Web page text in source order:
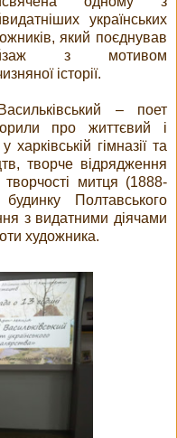
українських
який поєднував
з мотивом
історії.
– поет
про життєвий і
гімназії та
творче відрядження
митця (1888-
Полтавського
з видатними діячами
художника.